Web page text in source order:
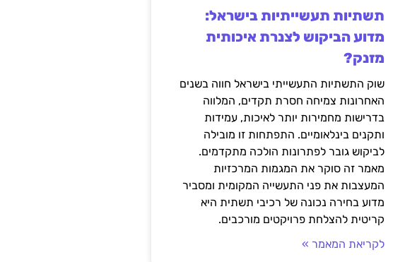
תשתיות תעשייתיות בישראל:
מדוע הביקוש לצנרת איכותית
מזנק?
שוק התשתיות התעשייתי בישראל חווה בשנים
האחרונות צמיחה חסרת תקדים, המלווה
בדרישות מחמירות יותר לאיכות, עמידות
ותקנים בינלאומיים. התפתחות זו מובילה
לביקוש גובר לפתרונות הולכה מתקדמים.
מאמר זה סוקר את המגמות המרכזיות
המעצבות את פני התעשייה המקומית ומסביר
מדוע בחירה נכונה של רכיבי תשתית היא
קריטית להצלחת פרויקטים מורכבים.
לקריאת המאמר »